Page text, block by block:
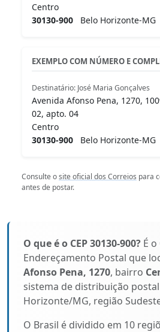
Centro
30130-900 Belo Horizonte-MG
EXEMPLO COM NÚMERO E
Destinatário: José Maria Gonçalves
Avenida Afonso Pena, 1270,
02, apto. 04
Centro
30130-900 Belo Horizonte-MG
Consulte osite oficial dos Correios para
antes de postar.
O que é o CEP 30130-900? É
Endereçamento Postal que
Afonso Pena, 1270, bairro
sistema de distribuição
Horizonte/MG, região
O Brasil é dividido em 10